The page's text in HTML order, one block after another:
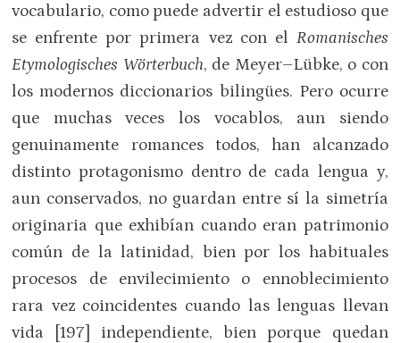
vocabulario, como puede advertir el estudioso que
se enfrente por primera vez con el Romanisches
Etymologisches Wörterbuch, de Meyer–Lübke, o con
los modernos diccionarios bilingües. Pero ocurre
que muchas veces los vocablos, aun siendo
genuinamente romances todos, han alcanzado
distinto protagonismo dentro de cada lengua y,
aun conservados, no guardan entre sí la simetría
originaria que exhibían cuando eran patrimonio
común de la latinidad, bien por los habituales
procesos de envilecimiento o ennoblecimiento
rara vez coincidentes cuando las lenguas llevan
vida [197] independiente, bien porque quedan